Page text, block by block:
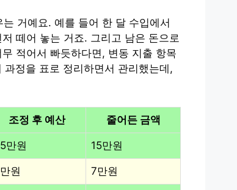
거예요. 예를 들어 한 달 수입에서
떼어 놓는 거죠. 그리고 남은 돈으로
적어서 빠듯하다면, 변동 지출 항목
정을 표로 정리하면서 관리했는데,
조정 후 예산 줄어든 금액
만원 15만원
원 7만원